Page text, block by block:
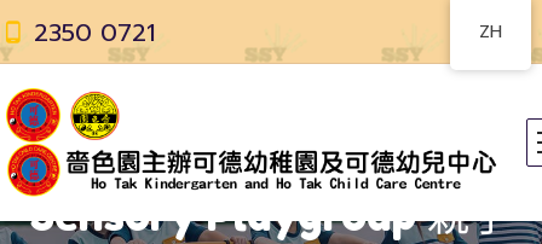
2350 0721
Sensory Playgroup 親子
ZH